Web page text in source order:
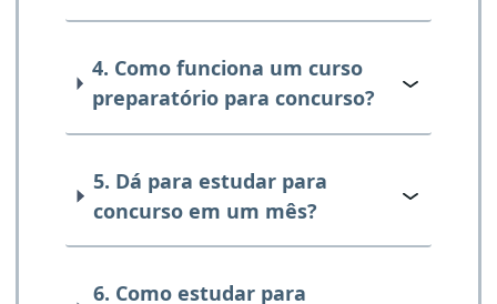
4. Como funciona um curso
preparatório para concurso?
5. Dá para estudar para
concurso em um mês?
6. Como estudar para